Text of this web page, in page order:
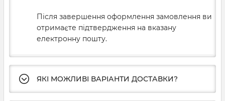
Після завершення оформлення замовлення ви
отримаєте підтвердження на вказану
електронну пошту.
ЯКІ МОЖЛИВІ ВАРІАНТИ ДОСТАВКИ?